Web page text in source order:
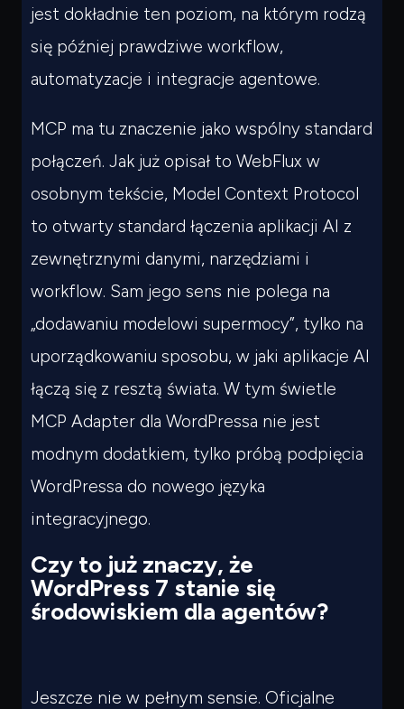
jest dokładnie ten poziom, na którym rodzą
się później prawdziwe workflow,
automatyzacje i integracje agentowe.
MCP ma tu znaczenie jako wspólny standard
połączeń. Jak już opisał to WebFlux w
osobnym tekście, Model Context Protocol
to otwarty standard łączenia aplikacji AI z
zewnętrznymi danymi, narzędziami i
workflow. Sam jego sens nie polega na
„dodawaniu modelowi supermocy”, tylko na
uporządkowaniu sposobu, w jaki aplikacje AI
łączą się z resztą świata. W tym świetle
MCP Adapter dla WordPressa nie jest
modnym dodatkiem, tylko próbą podpięcia
WordPressa do nowego języka
integracyjnego.
Czy to już znaczy, że
WordPress 7 stanie się
środowiskiem dla agentów?
Jeszcze nie w pełnym sensie. Oficjalne